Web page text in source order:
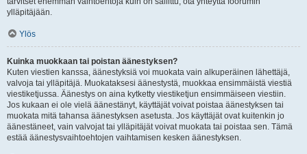
ylläpitäjään.
Ylös
Kuinka muokkaan tai poistan äänestyksen?
Kuten viestien kanssa, äänestyksiä voi muokata vain alkuperäinen lähettäjä,
valvoja tai ylläpitäjä. Muokataksesi äänestystä, muokkaa ensimmäistä viestiä
viestiketjussa. Äänestys on aina kytketty viestiketjun ensimmäiseen viestiin.
Jos kukaan ei ole vielä äänestänyt, käyttäjät voivat poistaa äänestyksen tai
muokata mitä tahansa äänestyksen asetusta. Jos käyttäjät ovat kuitenkin jo
äänestäneet, vain valvojat tai ylläpitäjät voivat muokata tai poistaa sen. Tämä
estää äänestysvaihtoehtojen vaihtamisen kesken äänestyksen.